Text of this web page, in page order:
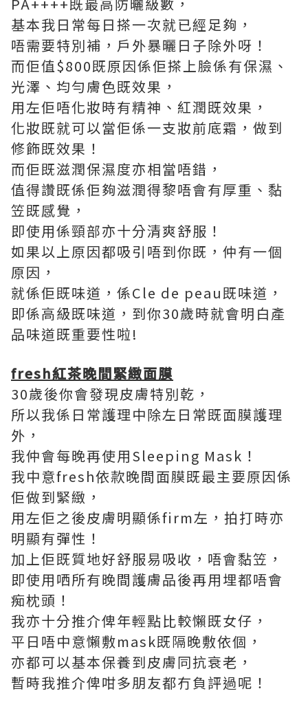
基本我日常每日搽一次就已經足夠，
唔需要特別補，戶外暴曬日子除外呀！
而佢值$800既原因係佢搽上臉係有保濕、
光澤、均勻膚色既效果，
用左佢唔化妝時有精神、紅潤既效果，
化妝既就可以當佢係一支妝前底霜，做到
修飾既效果！
而佢既滋潤保濕度亦相當唔錯，
值得讚既係佢夠滋潤得黎唔會有厚重、黏
笠既感覺，
即使用係頸部亦十分清爽舒服！
如果以上原因都吸引唔到你既，仲有一個
原因，
就係佢既味道，係Cle de peau既味道，
即係高級既味道，到你30歲時就會明白產
品味道既重要性啦!
fresh紅茶晚間緊緻面膜
30歲後你會發現皮膚特別乾，
所以我係日常護理中除左日常既面膜護理
外，
我仲會每晚再使用Sleeping Mask！
我中意fresh依款晚間面膜既最主要原因係
佢做到緊緻，
用左佢之後皮膚明顯係firm左，拍打時亦
明顯有彈性！
加上佢既質地好舒服易吸收，唔會黏笠，
即使用哂所有晚間護膚品後再用埋都唔會
痴枕頭！
我亦十分推介俾年輕點比較懶既女仔，
平日唔中意懶敷mask既隔晚敷依個，
亦都可以基本保養到皮膚同抗衰老，
暫時我推介俾咁多朋友都冇負評過呢！